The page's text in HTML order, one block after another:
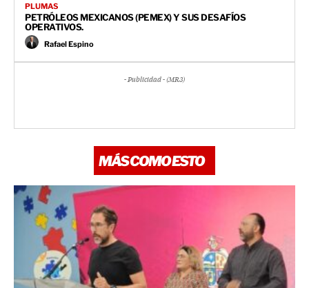
PLUMAS
PETRÓLEOS MEXICANOS (PEMEX) Y SUS DESAFÍOS
OPERATIVOS.
Rafael Espino
- Publicidad - (MR3)
MÁS COMO ESTO